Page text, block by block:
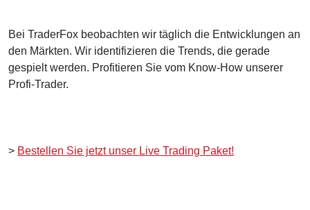
Bei TraderFox beobachten wir täglich die Entwicklungen an
den Märkten. Wir identifizieren die Trends, die gerade
gespielt werden. Profitieren Sie vom Know-How unserer
Profi-Trader.
> Bestellen Sie jetzt unser Live Trading Paket!